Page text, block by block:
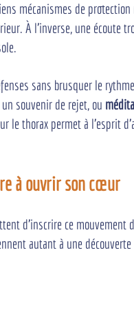
mécanismes de
À l'inverse, une écoute
sans brusquer le
souvenir de rejet, ou
le thorax permet à l'esprit
à ouvrir son cœur
d’inscrire ce mouvement
autant à une